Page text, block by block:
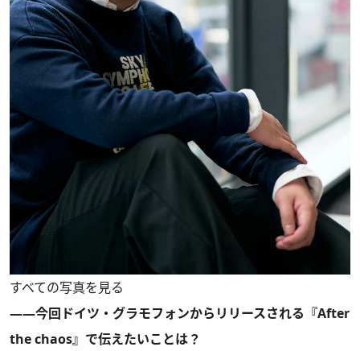
すべての写真を見る
――今回ドイツ・グラモフォンからリリースされる『After
the chaos』で伝えたいことは？